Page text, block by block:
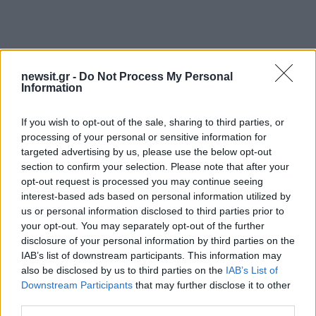
newsit.gr - Do Not Process My Personal
Information
If you wish to opt-out of the sale, sharing to third parties, or
processing of your personal or sensitive information for
targeted advertising by us, please use the below opt-out
section to confirm your selection. Please note that after your
opt-out request is processed you may continue seeing
interest-based ads based on personal information utilized by
us or personal information disclosed to third parties prior to
your opt-out. You may separately opt-out of the further
disclosure of your personal information by third parties on the
IAB’s list of downstream participants. This information may
also be disclosed by us to third parties on the IAB’s List of
Downstream Participants that may further disclose it to other
Αν τα χάσατε
Ανανεώθηκε πριν
15 λεπτά